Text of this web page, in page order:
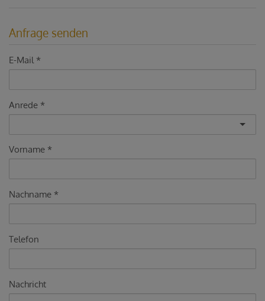
Anfrage senden
E-Mail
Anrede
Vorname
Nachname
Telefon
Nachricht